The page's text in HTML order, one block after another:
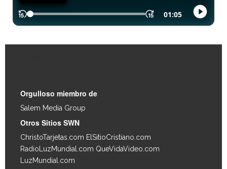
Orgulloso miembro de
Salem Media Group
Otros Sitios SWN
ChristoTarjetas.com ElSitioCristiano.com
RadioLuzMundial.com QueVidaVideo.com
LuzMundial.com